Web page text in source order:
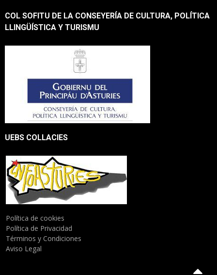
COL SOFITU DE LA CONSEYERÍA DE CULTURA, POLÍTICA
LLINGÜÍSTICA Y TURISMU
UEBS COLLACIES
Política de cookies
Política de Privacidad
Términos y Condiciones
Aviso Legal